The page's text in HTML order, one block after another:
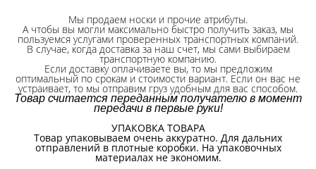
Мы продаем носки и прочие атрибуты.
А чтобы вы могли максимально быстро получить заказ, мы
пользуемся услугами проверенных транспортных компаний.
В случае, когда доставка за наш счет, мы сами выбираем
транспортную компанию.
Если доставку оплачиваете вы, то мы предложим
оптимальный по срокам и стоимости вариант. Если он вас не
устраивает, то мы отправим груз удобным для вас способом.
Товар считается переданным получателю в момент
передачи в первые руки!
УПАКОВКА ТОВАРА
Товар упаковываем очень аккуратно. Для дальних
отправлений в плотные коробки. На упаковочных
материалах не экономим.